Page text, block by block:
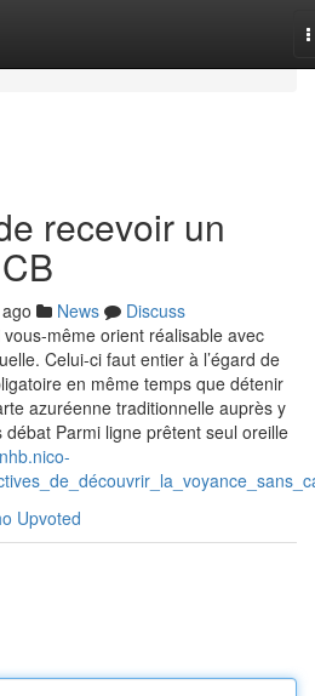
recevoir un
News
Discuss
même orient réalisable avec
Celui-ci faut entier à l’égard de
en même temps que détenir
azuréenne traditionnelle auprès y
Parmi ligne prêtent seul oreille
Upvoted